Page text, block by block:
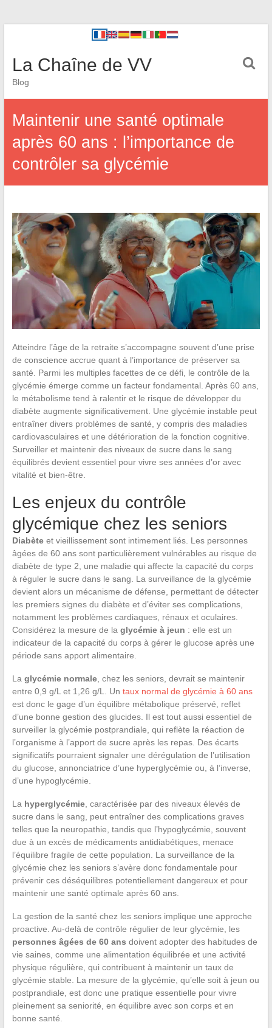
La Chaîne de VV
Blog
Maintenir une santé optimale
après 60 ans : l’importance de
contrôler sa glycémie
Atteindre l’âge de la retraite s’accompagne souvent d’une prise
de conscience accrue quant à l’importance de préserver sa
santé. Parmi les multiples facettes de ce défi, le contrôle de la
glycémie émerge comme un facteur fondamental. Après 60 ans,
le métabolisme tend à ralentir et le risque de développer du
diabète augmente significativement. Une glycémie instable peut
entraîner divers problèmes de santé, y compris des maladies
cardiovasculaires et une détérioration de la fonction cognitive.
Surveiller et maintenir des niveaux de sucre dans le sang
équilibrés devient essentiel pour vivre ses années d’or avec
vitalité et bien-être.
Les enjeux du contrôle
glycémique chez les seniors
Diabèteet vieillissement sont intimement liés. Les personnes
âgées de 60 ans sont particulièrement vulnérables au risque de
diabète de type 2, une maladie qui affecte la capacité du corps
à réguler le sucre dans le sang. La surveillance de la glycémie
devient alors un mécanisme de défense, permettant de détecter
les premiers signes du diabète et d’éviter ses complications,
notamment les problèmes cardiaques, rénaux et oculaires.
Considérez la mesure de la glycémie à jeun : elle est un
indicateur de la capacité du corps à gérer le glucose après une
période sans apport alimentaire.
La glycémie normale, chez les seniors, devrait se maintenir
entre 0,9 g/L et 1,26 g/L. Un taux normal de glycémie à 60 ans
est donc le gage d’un équilibre métabolique préservé, reflet
d’une bonne gestion des glucides. Il est tout aussi essentiel de
surveiller la glycémie postprandiale, qui reflète la réaction de
l’organisme à l’apport de sucre après les repas. Des écarts
significatifs pourraient signaler une dérégulation de l’utilisation
du glucose, annonciatrice d’une hyperglycémie ou, à l’inverse,
d’une hypoglycémie.
La hyperglycémie, caractérisée par des niveaux élevés de
sucre dans le sang, peut entraîner des complications graves
telles que la neuropathie, tandis que l’hypoglycémie, souvent
due à un excès de médicaments antidiabétiques, menace
l’équilibre fragile de cette population. La surveillance de la
glycémie chez les seniors s’avère donc fondamentale pour
prévenir ces déséquilibres potentiellement dangereux et pour
maintenir une santé optimale après 60 ans.
La gestion de la santé chez les seniors implique une approche
proactive. Au-delà de contrôle régulier de leur glycémie, les
personnes âgées de 60 ans doivent adopter des habitudes de
vie saines, comme une alimentation équilibrée et une activité
physique régulière, qui contribuent à maintenir un taux de
glycémie stable. La mesure de la glycémie, qu’elle soit à jeun ou
postprandiale, est donc une pratique essentielle pour vivre
pleinement sa seniorité, en équilibre avec son corps et en
bonne santé.